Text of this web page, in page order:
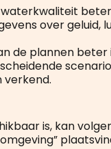
over geluid,
de plannen
verkend.
is, kan